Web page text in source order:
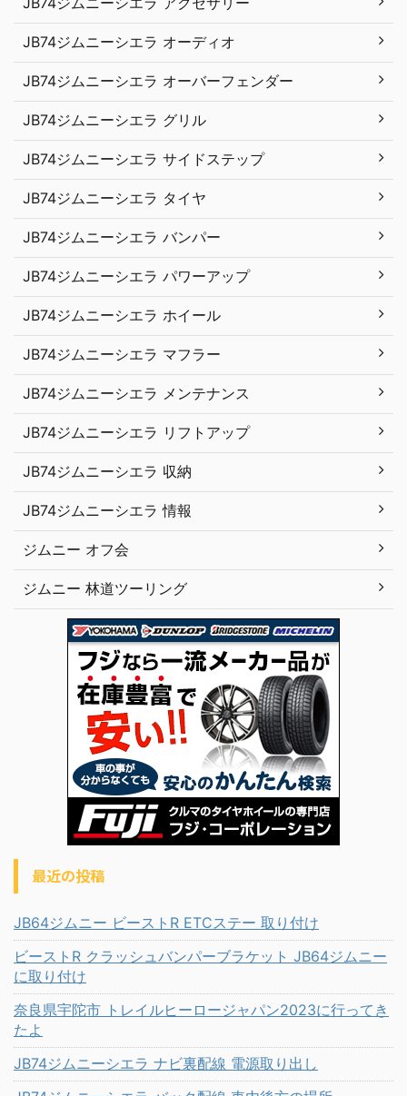
JB74ジムニーシエラ オーディオ
JB74ジムニーシエラ オーバーフェンダー
JB74ジムニーシエラ グリル
JB74ジムニーシエラ サイドステップ
JB74ジムニーシエラ タイヤ
JB74ジムニーシエラ バンパー
JB74ジムニーシエラ パワーアップ
JB74ジムニーシエラ ホイール
JB74ジムニーシエラ マフラー
JB74ジムニーシエラ メンテナンス
JB74ジムニーシエラ リフトアップ
JB74ジムニーシエラ 収納
JB74ジムニーシエラ 情報
ジムニー オフ会
ジムニー 林道ツーリング
最近の投稿
JB64ジムニー ビーストR ETCステー 取り付け
ビーストR クラッシュバンパーブラケット JB64ジムニー
に取り付け
奈良県宇陀市 トレイルヒーロージャパン2023に行ってき
たよ
JB74ジムニーシエラ ナビ裏配線 電源取り出し